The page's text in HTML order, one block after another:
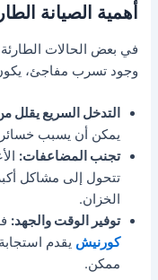
أهمية الصيانة
في بعض الحالات
وجود تسرب مفاجئ، يكون
التدخل السريع يقلل
يمكن أن يسبب خسائر
تجنب المضاعفات:
تتحول إلى مشاكل
الخزان.
توفير الوقت والجهد:
كورنيش يقدم
ممكن.